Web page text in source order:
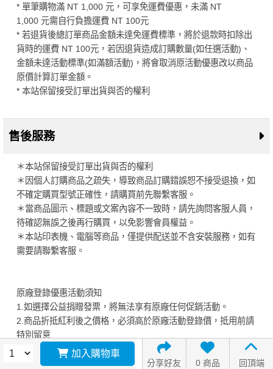
* 單筆購物滿 NT 1,000 元，可享免運費優惠，未滿 NT
1,000 元需自行負擔運費 NT 100元
* 若退貨後總訂單商品金額未達免運費標準，將於退款時扣除出
貨時的運費 NT 100元，若因退貨造成訂購數量(如任選活動)、
金額未達活動標準(如滿額活動)，將會取消原活動優惠改以商品
原價計算訂單金額。
* 本站保留接受訂單出貨與否的權利
售後服務
＊本站保留接受訂單出貨與否的權利
＊因個人訂購商品之疏失，導致商品訂購錯誤恕不接受退換，如
不確定購買型號正確性，請購買前先聯繫客服。
＊當商品圖示、標題或文案內容不一致時，請先詢問客服人員，
待確認無誤之後再行購買，以免影響會員權益。
＊本站印表機、電腦等商品，僅提供配送並不含安裝服務，如有
需要請聯繫客服。
原廠登錄優惠活動須知
1.如選擇公益捐贈發票，將無法享有原廠任何促銷活動。
2.商品折抵紅利後之價格，必須高於原廠活動登錄價，抵用前請
特別留意
3.申請活動須知與登錄價格，請參照
官網說明
雷射印表機申請流程說明
加入購物車
回頂端
0 商品
分享好友